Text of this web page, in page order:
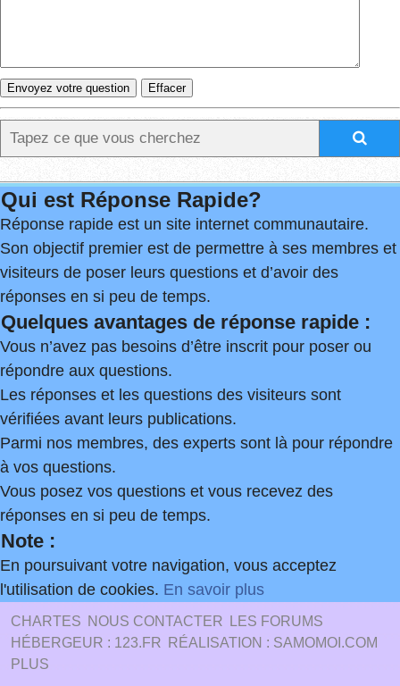
Qui est Réponse Rapide?
Réponse rapide est un site internet communautaire.
Son objectif premier est de permettre à ses membres et
visiteurs de poser leurs questions et d’avoir des
réponses en si peu de temps.
Quelques avantages de réponse rapide :
Vous n’avez pas besoins d’être inscrit pour poser ou
répondre aux questions.
Les réponses et les questions des visiteurs sont
vérifiées avant leurs publications.
Parmi nos membres, des experts sont là pour répondre
à vos questions.
Vous posez vos questions et vous recevez des
réponses en si peu de temps.
Note :
En poursuivant votre navigation, vous acceptez
l'utilisation de cookies. En savoir plus
CHARTES NOUS CONTACTER
LES FORUMS
HÉBERGEUR : 123.FR
RÉALISATION : SAMOMOI.COM
PLUS